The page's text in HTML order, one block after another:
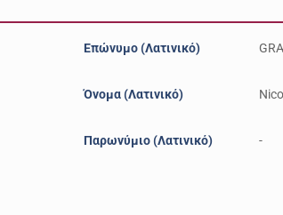
Επώνυμο (Λατινικό)
Όνομα (Λατινικό)
Παρωνύμιο (Λατινικό) -